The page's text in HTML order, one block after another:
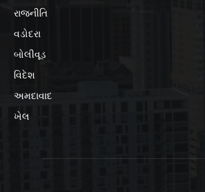
રાજનીતિ
વડોદરા
બોલીવૂડ
વિદેશ
અમદાવાદ
ખેલ